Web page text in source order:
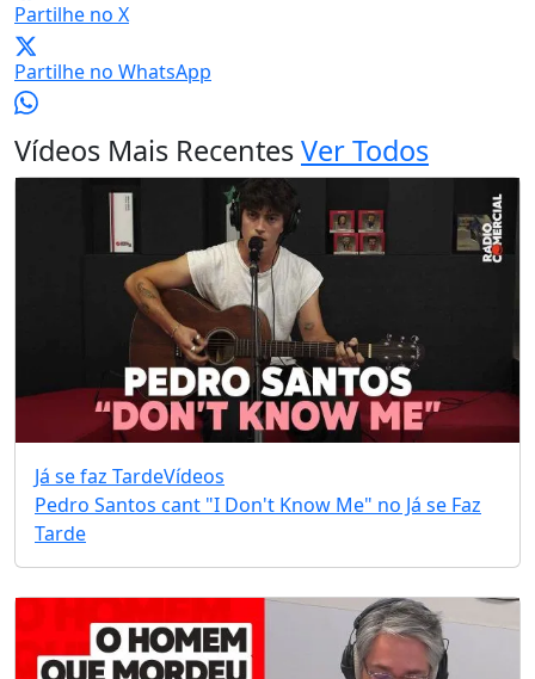
Partilhe no X
Partilhe no WhatsApp
Vídeos Mais RecentesVer Todos
Já se faz TardeVídeos
Pedro Santos cant "I Don't Know Me" no Já se Faz
Tarde